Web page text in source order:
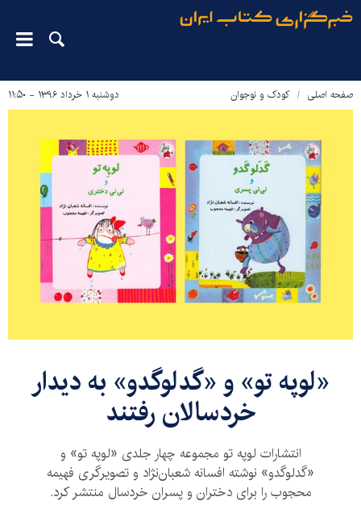
صفحه اصلی کودک و نوجوان دوشنبه ۱ خرداد ۱۳۹۶ - ۱۱:۵۰
​«لوپه تو» و «گدلوگدو» به دیدار
خردسالان رفتند
انتشارات لوپه تو مجموعه چهار جلدی «لوپه تو» و
«گدلوگدو» نوشته افسانه شعبان‌نژاد و تصویرگری فهیمه
محجوب را برای دختران و پسران خردسال منتشر کرد.